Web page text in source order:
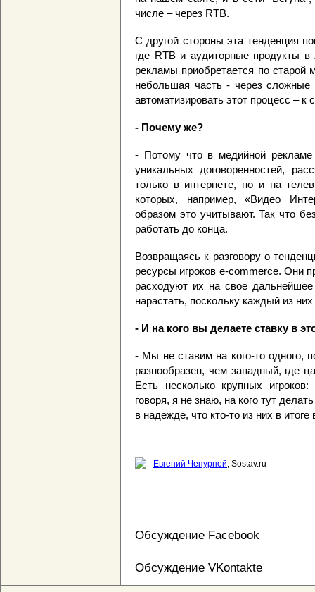
числе – через RTB.
С другой стороны эта тенденция
где RTB и аудиторные продукты в
рекламы приобретается по
небольшая часть - через
автоматизировать этот процесс –
- Почему же?
- Потому что в медийной
уникальных договоренностей,
только в интернете, но и на
которых, например, «Видео
образом это учитывают. Так что
работать до конца.
Возвращаясь к разговору о
ресурсы игроков e-commerce. Они
расходуют их на свое
нарастать, поскольку каждый из
- И на кого вы делаете ставку в
- Мы не ставим на кого-то одного,
разнообразен, чем западный, где
Есть несколько крупных
говоря, я не знаю, на кого тут
в надежде, что кто-то из них в итоге
Евгений Чепурной, Sostav.ru
Обсуждение Facebook
Обсуждение VKontakte